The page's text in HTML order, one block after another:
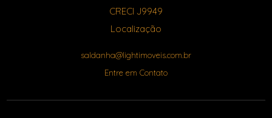
CRECI J9949
Localização
saldanha@lightimoveis.com.br
Entre em Contato